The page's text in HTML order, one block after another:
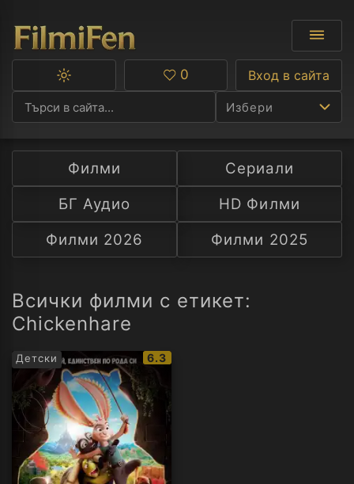
Избери
Ф
С
А
Превключване
тъмна
тема
Любими
0 Вход в сайта
Филми
Сериали
БГ Аудио
HD Филми
Филми 2026
Филми 2025
Всички филми с етикет:
Chickenhare
Детски
IMDb
6.3